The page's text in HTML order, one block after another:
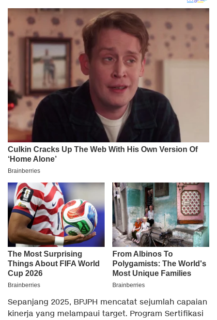
Sepanjang 2025, BPJPH mencatat sejumlah capaian
kinerja yang melampaui target. Program Sertifikasi